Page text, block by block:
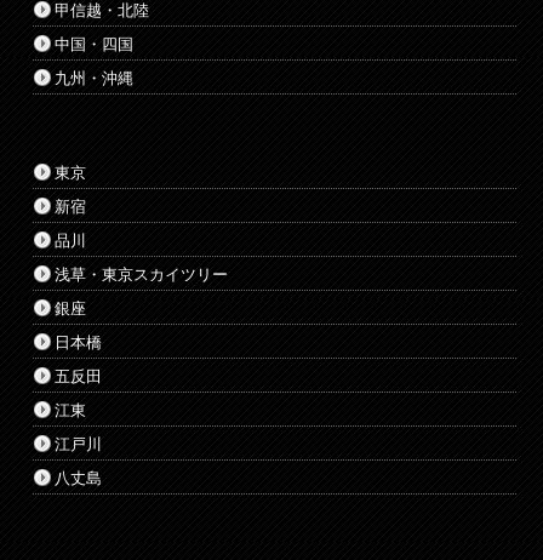
甲信越・北陸
中国・四国
九州・沖縄
東京
新宿
品川
浅草・東京スカイツリー
銀座
日本橋
五反田
江東
江戸川
八丈島